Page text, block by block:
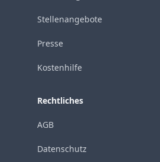
Stellenangebote
Presse
Kostenhilfe
Rechtliches
AGB
Datenschutz